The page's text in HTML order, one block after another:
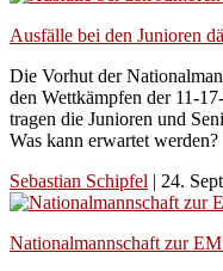
Ausfälle bei den Junioren
Die Vorhut der
den Wettkämpfen der 11-
tragen die Junioren und
Was kann erwartet werden?
Sebastian Schipfel | 24.
Nationalmannschaft zur